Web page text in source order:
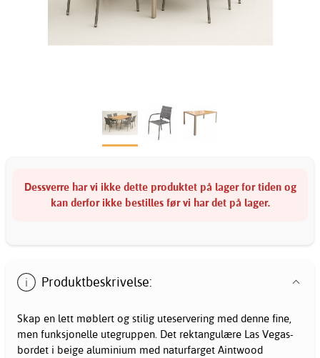
Dessverre har vi ikke dette produktet på lager for tiden og
kan derfor ikke bestilles før vi har det på lager.
Produktbeskrivelse:
Skap en lett møblert og stilig uteservering med denne fine,
men funksjonelle utegruppen. Det rektangulære Las Vegas-
bordet i beige aluminium med naturfarget Aintwood